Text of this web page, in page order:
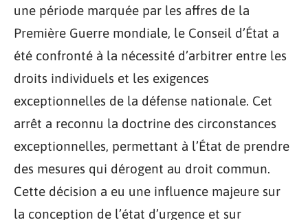
une période marquée par les affres de la
Première Guerre mondiale, le Conseil d’État a
été confronté à la nécessité d’arbitrer entre les
droits individuels et les exigences
exceptionnelles de la défense nationale. Cet
arrêt a reconnu la doctrine des circonstances
exceptionnelles, permettant à l’État de prendre
des mesures qui dérogent au droit commun.
Cette décision a eu une influence majeure sur
la conception de l’état d’urgence et sur